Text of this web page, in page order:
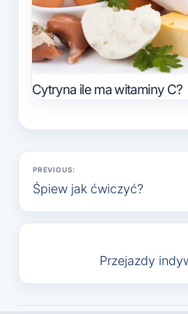
Cytryna ile ma witaminy C?
Nawigacja
wpisu
PREVIOUS:
Śpiew jak ćwiczyć?
Przejazdy